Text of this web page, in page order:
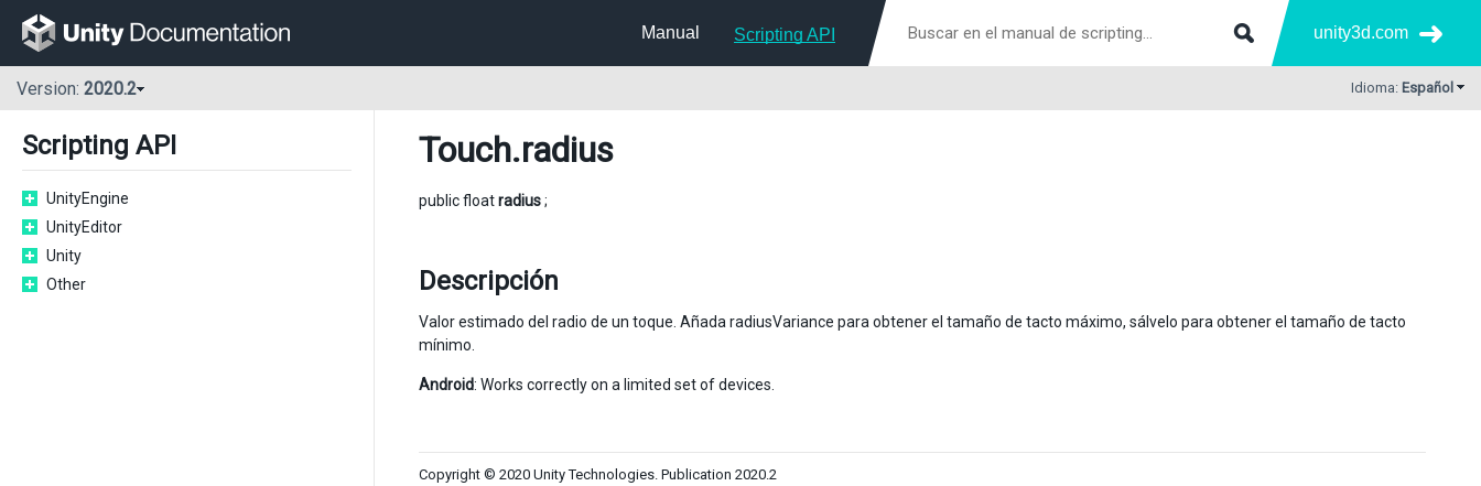
Manual Scripting API unity3d.com
Version: 2020.2 Idioma: Español
Scripting API
UnityEngine
UnityEditor
Unity
Other
Touch.radius
public floatradius;
Descripción
Valor estimado del radio de un toque. Añada radiusVariance para obtener el tamaño de tacto máximo, sálvelo para obtener el tamaño de tacto
mínimo.
Android: Works correctly on a limited set of devices.
Copyright © 2020 Unity Technologies. Publication 2020.2